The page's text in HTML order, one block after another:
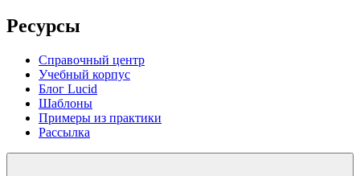
Ресурсы
Справочный центр
Учебный корпус
Блог Lucid
Шаблоны
Примеры из практики
Рассылка